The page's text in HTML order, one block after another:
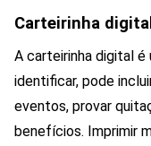
Carteirinha
A carteirinha digital
identificar, pode
eventos, provar
benefícios. Imprimir